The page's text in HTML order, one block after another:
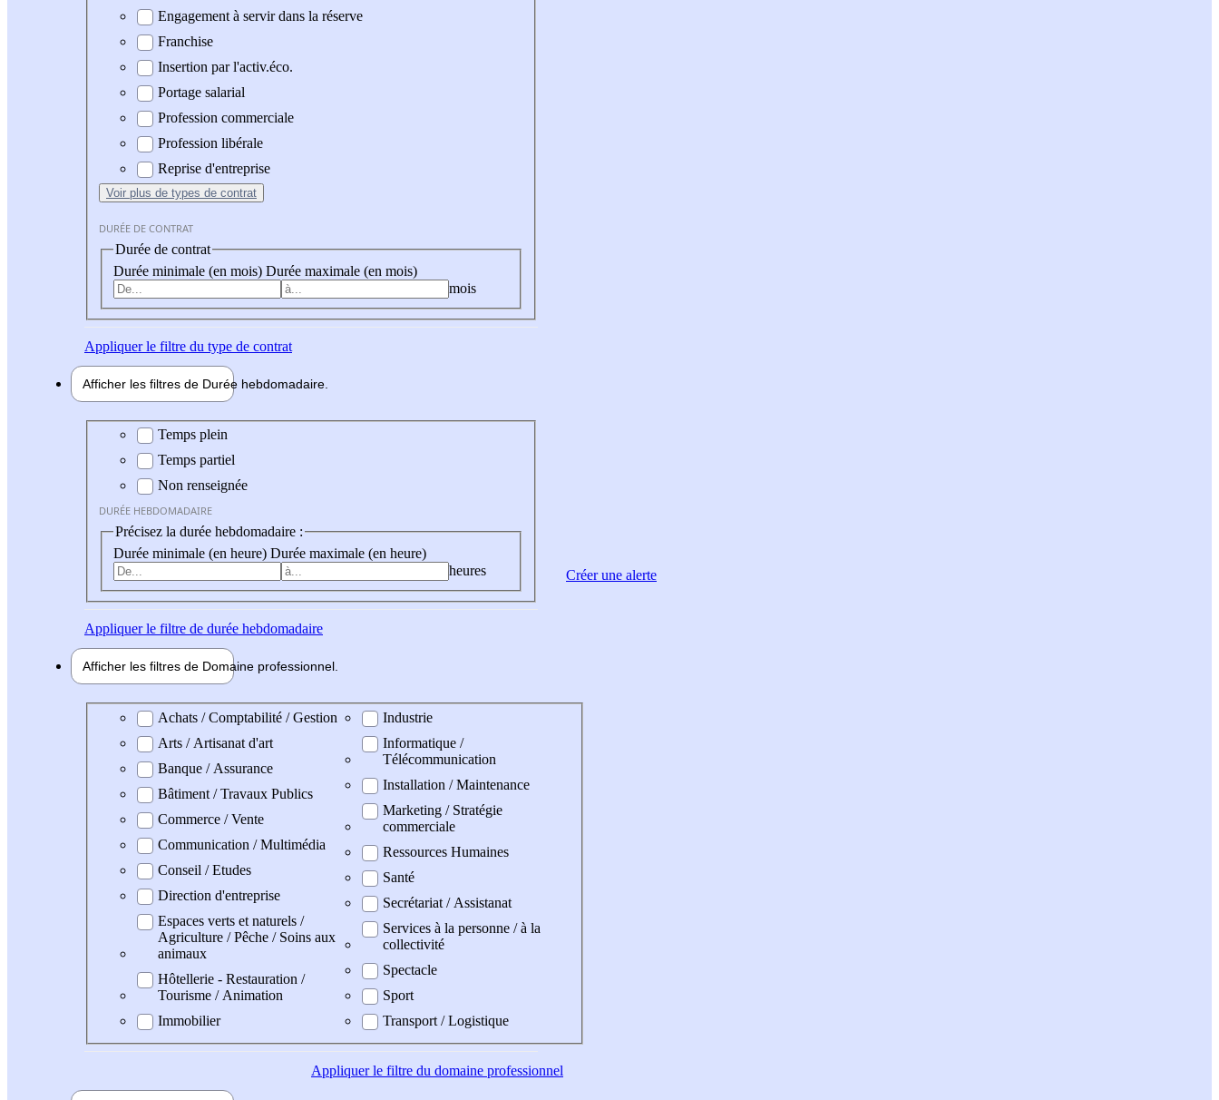
Engagement à servir dans la réserve
Franchise
Insertion par l'activ.éco.
Portage salarial
Profession commerciale
Profession libérale
Reprise d'entreprise
Voir plus de types de contrat
DURÉE DE CONTRAT
Durée de contrat
Durée minimale (en mois) Durée maximale (en mois)
mois
Appliquerle filtre du type de contrat
Afficher les filtres de Durée hebdomadaire
Durée hebdomadaire
Temps plein
Temps partiel
Non renseignée
DURÉE HEBDOMADAIRE
Précisez la durée hebdomadaire :
Durée minimale (en heure) Durée maximale (en heure)
heures
Appliquerle filtre de durée hebdomadaire
Afficher les filtres de Domaine professionnel
Domaine professionel
Achats / Comptabilité / Gestion
Arts / Artisanat d'art
Banque / Assurance
Bâtiment / Travaux Publics
Commerce / Vente
Communication / Multimédia
Conseil / Etudes
Direction d'entreprise
Espaces verts et naturels /
Agriculture / Pêche / Soins aux
animaux
Hôtellerie - Restauration /
Tourisme / Animation
Immobilier
Industrie
Informatique /
Télécommunication
Installation / Maintenance
Marketing / Stratégie
commerciale
Ressources Humaines
Santé
Secrétariat / Assistanat
Services à la personne / à la
collectivité
Spectacle
Sport
Transport / Logistique
Appliquerle filtre du domaine professionnel
Créer une alerte